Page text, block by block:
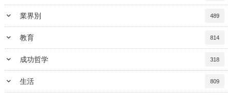
keyboard_arrow_down 業界別 489
keyboard_arrow_down 教育 814
keyboard_arrow_down 成功哲学 318
keyboard_arrow_down 生活 809